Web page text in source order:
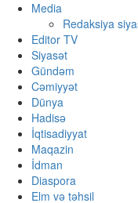
Media
Redaksiya
Editor TV
Siyasət
Gündəm
Cəmiyyət
Dünya
Hadisə
İqtisadiyyat
Maqazin
İdman
Diaspora
Elm və təhsil